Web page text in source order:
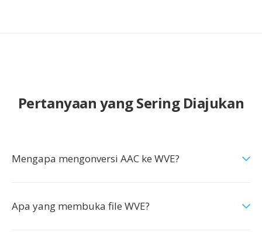
Pertanyaan yang Sering Diajukan
Mengapa mengonversi AAC ke WVE?
Apa yang membuka file WVE?